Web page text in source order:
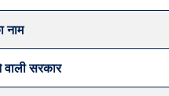
नाम
सरकार